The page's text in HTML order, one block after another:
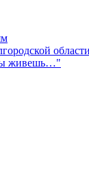
области
живешь…"